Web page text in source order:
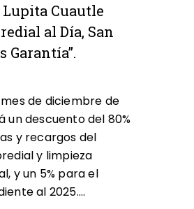
Lupita Cuautle
al Día, San
Garantía”.
de diciembre de
un descuento del 80%
y recargos del
y limpieza
y un 5% para el
al 2025….